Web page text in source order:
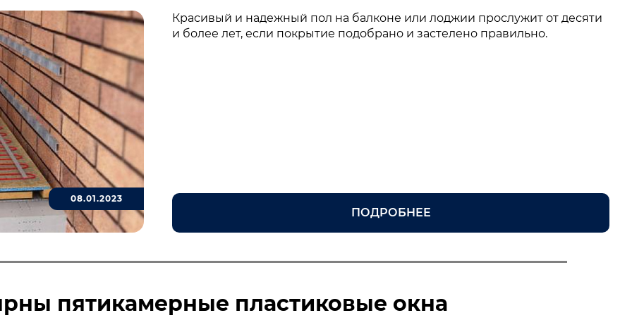
08.01.2023
Красивый и надежный пол на балконе или лоджии прослужит от десяти
и более лет, если покрытие подобрано и застелено правильно.
ПОДРОБНЕЕ
пятикамерные пластиковые окна